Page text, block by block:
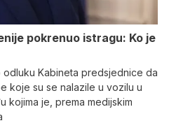
pokrenuo istragu: Ko je
Kabineta predsjednice da
koje su se nalazile u vozilu u
kojima je, prema medijskim